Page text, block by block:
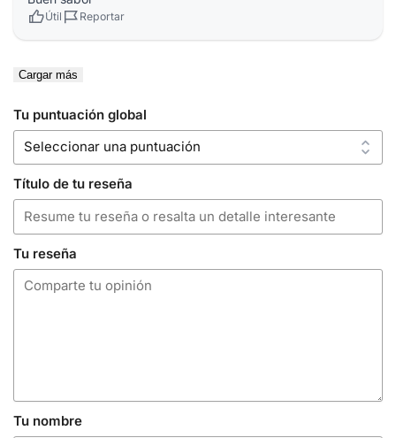
Útil Reportar
Cargar más
Tu puntuación global
Título de tu reseña
Tu reseña
Tu nombre